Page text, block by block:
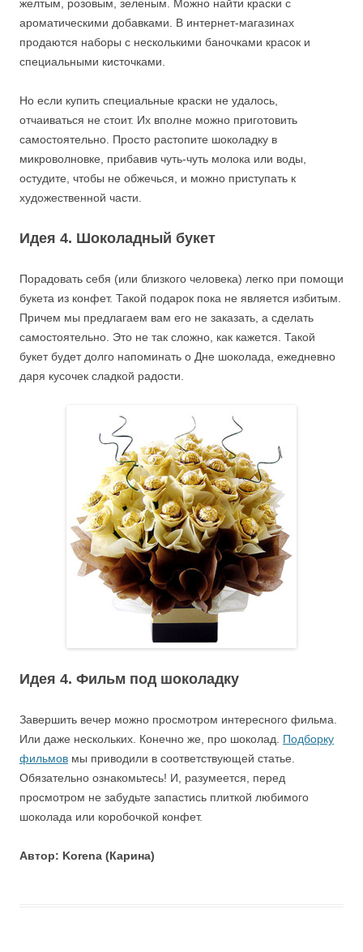
желтым, розовым, зеленым. Можно найти краски с
ароматическими добавками. В интернет-магазинах
продаются наборы с несколькими баночками красок и
специальными кисточками.
Но если купить специальные краски не удалось,
отчаиваться не стоит. Их вполне можно приготовить
самостоятельно. Просто растопите шоколадку в
микроволновке, прибавив чуть-чуть молока или воды,
остудите, чтобы не обжечься, и можно приступать к
художественной части.
Идея 4. Шоколадный букет
Порадовать себя (или близкого человека) легко при помощи
букета из конфет. Такой подарок пока не является избитым.
Причем мы предлагаем вам его не заказать, а сделать
самостоятельно. Это не так сложно, как кажется. Такой
букет будет долго напоминать о Дне шоколада, ежедневно
даря кусочек сладкой радости.
Идея 4. Фильм под шоколадку
Завершить вечер можно просмотром интересного фильма.
Или даже нескольких. Конечно же, про шоколад. Подборку
фильмов мы приводили в соответствующей статье.
Обязательно ознакомьтесь! И, разумеется, перед
просмотром не забудьте запастись плиткой любимого
шоколада или коробочкой конфет.
Автор: Korena (Карина)